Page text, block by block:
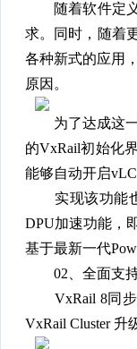
随着软件定义
求。同时，随着
各种新式的应用
原因。
为了达成这一
的VxRail初始化
能够自动开启
实现该功能也
DPU加速功能，
基于最新一代
02、全面支
VxRail 8同步支
VxRail Cluster